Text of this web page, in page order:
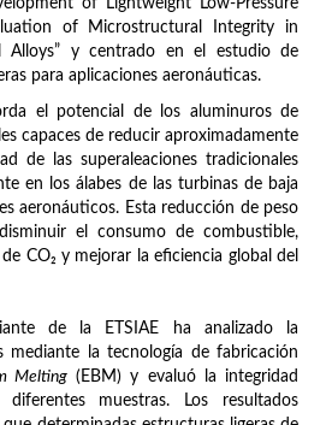
of Lightweight Low-Pressure
of Microstructural Integrity in
Alloys” y centrado en el estudio de
para aplicaciones aeronáuticas.
el potencial de los aluminuros de
capaces de reducir aproximadamente
de las superaleaciones tradicionales
en los álabes de las turbinas de baja
aeronáuticos. Esta reducción de peso
el consumo de combustible,
CO₂ y mejorar la eficiencia global del
de la ETSIAE ha analizado la
mediante la tecnología de fabricación
Melting(EBM) y evaluó la integridad
diferentes muestras. Los resultados